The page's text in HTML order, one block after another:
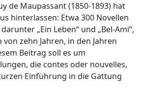
de Maupassant (1850-1893) hat
hinterlassen: Etwa 300 Novellen
„Ein Leben“ und „Bel-Ami“,
zehn Jahren, in den Jahren
Beitrag soll es um
die contes oder nouvelles,
Einführung in die Gattung